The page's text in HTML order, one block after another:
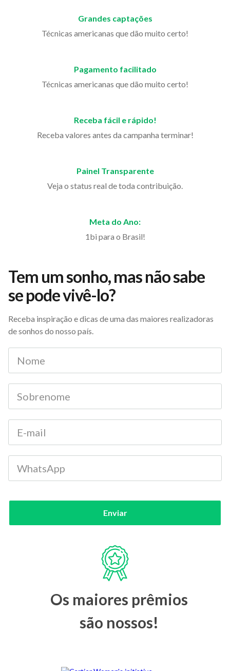
Grandes captações
Técnicas americanas que dão muito certo!
Pagamento facilitado
Técnicas americanas que dão muito certo!
Receba fácil e rápido!
Receba valores antes da campanha terminar!
Painel Transparente
Veja o status real de toda contribuição.
Meta do Ano:
1bi para o Brasil!
Tem um sonho, mas não sabe
se pode vivê-lo?
Receba inspiração e dicas de uma das maiores realizadoras
de sonhos do nosso país.
Enviar
Os maiores prêmios
são nossos!